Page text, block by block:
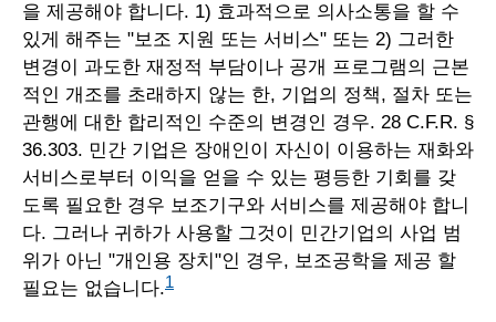
을 제공해야 합니다. 1) 효과적으로 의사소통을 할 수
있게 해주는 "보조 지원 또는 서비스" 또는 2) 그러한
변경이 과도한 재정적 부담이나 공개 프로그램의 근본
적인 개조를 초래하지 않는 한, 기업의 정책, 절차 또는
관행에 대한 합리적인 수준의 변경인 경우. 28 C.F.R. §
36.303. 민간 기업은 장애인이 자신이 이용하는 재화와
서비스로부터 이익을 얻을 수 있는 평등한 기회를 갖
도록 필요한 경우 보조기구와 서비스를 제공해야 합니
다. 그러나 귀하가 사용할 그것이 민간기업의 사업 범
위가 아닌 "개인용 장치"인 경우, 보조공학을 제공 할
필요는 없습니다.1